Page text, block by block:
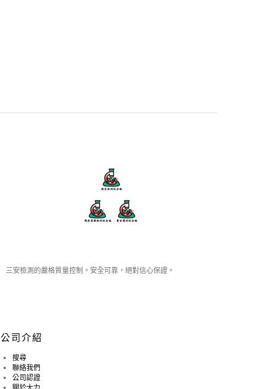
三安檢測的嚴格質量控制。安全可靠，絕對信心保證。
公司介紹
搜尋
聯絡我們
公司認證